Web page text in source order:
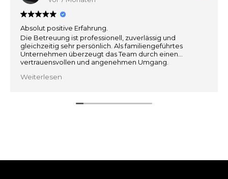
Absolut positive Erfahrung.
Die Betreuung ist professionell, zuverlässig und
gleichzeitig sehr persönlich. Als familiengeführtes
Unternehmen überzeugt das Team durch einen
vertrauensvollen und angenehmen Umgang.
Besonders hervorzuheben ist die sehr gute
Weiterlesen